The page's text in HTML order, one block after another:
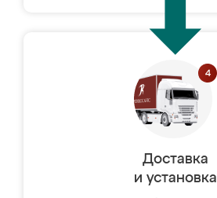
Доставка
и установка